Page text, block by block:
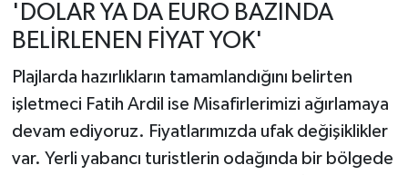
'DOLAR YA DA EURO BAZINDA
BELİRLENEN FİYAT YOK'
Plajlarda hazırlıkların tamamlandığını belirten
işletmeci Fatih Ardil ise Misafirlerimizi ağırlamaya
devam ediyoruz. Fiyatlarımızda ufak değişiklikler
var. Yerli yabancı turistlerin odağında bir bölgede